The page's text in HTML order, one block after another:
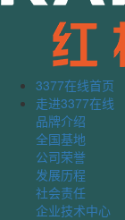
3377在线首页
走进3377在线
品牌介绍
全国基地
公司荣誉
发展历程
社会责任
企业技术中心